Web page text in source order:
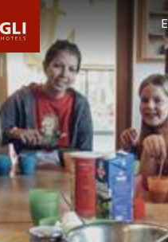
POST
HOTELS
FREUNDE
FÜR KINDER
BABYPAKET